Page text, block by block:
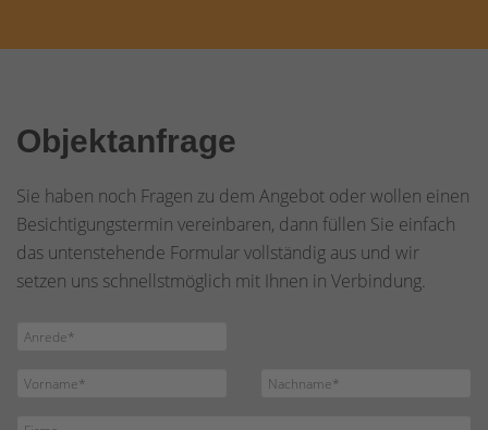
Objektanfrage
Sie haben noch Fragen zu dem Angebot oder wollen einen
Besichtigungstermin vereinbaren, dann füllen Sie einfach
das untenstehende Formular vollständig aus und wir
setzen uns schnellstmöglich mit Ihnen in Verbindung.